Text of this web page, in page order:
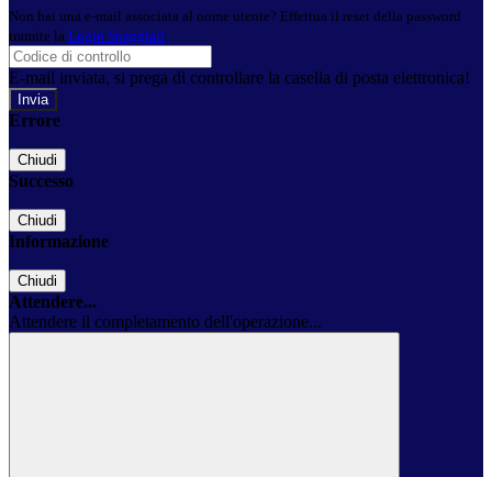
Non hai una e-mail associata al nome utente? Effettua il reset della password
tramite la Login Spaggiari
E-mail inviata, si prega di controllare la casella di posta elettronica!
Errore
Chiudi
Successo
Chiudi
Informazione
Chiudi
Attendere...
Attendere il completamento dell'operazione...